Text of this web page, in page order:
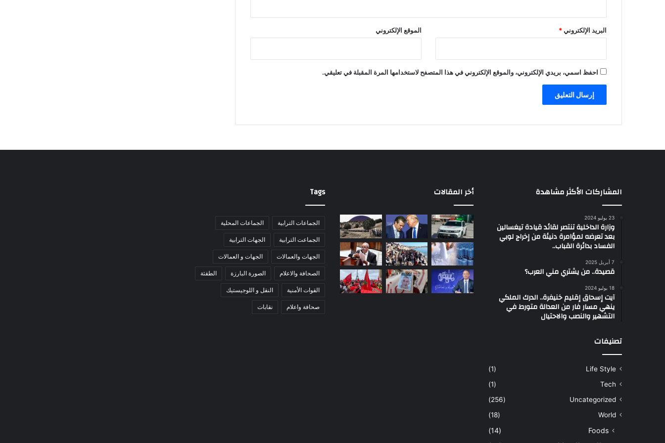
البريد الإلكتروني* الموقع الإلكتروني
احفظ اسمي، بريدي الإلكتروني، والموقع الإلكتروني في هذا المتصفح لاستخدامها المرة المقبلة في تعليقي.
المشاركات الأكثر مشاهدة
23 يوليو 2024
وزارة الداخلية تنتصر لقائد قيادة تيغسالين
بعد تعرضه لمؤامرة دنيئة من إخراج لوبي
الفساد بدائرة القباب..
7 أبريل 2025
قصيدة.. من يشتري مني العرب؟
18 يوليو 2024
آيت إسحاق إقليم خنيفرة.. الدرك الملكي
ينهي مسار فار من العدالة متورط في
التشهير والنصب والاحتيال
تصنيفات
Life Style
(1)
Tech
(1)
Uncategorized
(256)
World
(18)
Foods
(14)
أخر المقالات Tags
الجماعات الترابية الجماعات المحلية
الجماعت الترابية الجهات الترابية
الجهات والعمالات الجهات و العمالات
الصحافة والاعلام الصورة البارزة الطقثة
القوات الأمنية النقل و اللوجيستيك
صحافة واعلام نقابات